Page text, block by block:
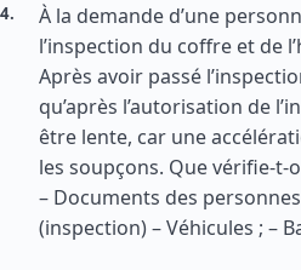
À la demande d’une
l’inspection du coffre et de
Après avoir passé
qu’après l’autorisation de
être lente, car une
les soupçons. Que vérifie-t-
– Documents des
(inspection) – Véhicules ; –